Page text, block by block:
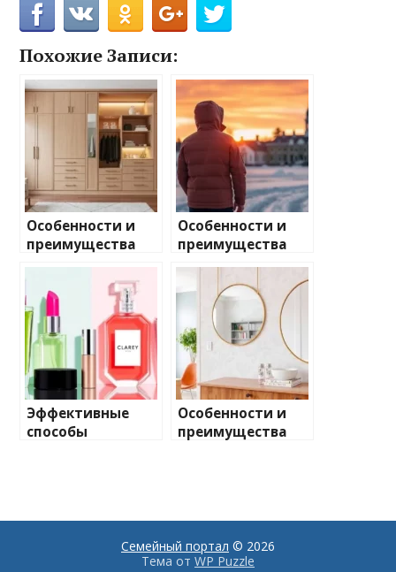
Похожие Записи:
Особенности и
преимущества
встроенных
шкафов-купе:
выбор
конструкции,
материалов и
внутреннего
наполнения
Особенности и
преимущества
использования
финских
пуховиков Joutsen
для зимней
одежды
Эффективные
способы
Особенности и
преимущества
Семейный портал © 2026
Тема от WP Puzzle